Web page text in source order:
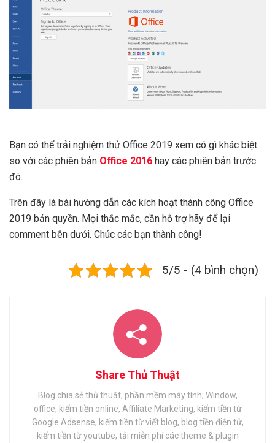
Bạn có thể trải nghiệm thử Office 2019 xem có gì khác biệt
so với các phiên bản Office 2016 hay các phiên bản trước
đó.
Trên đây là bài hướng dẫn các kích hoạt thành công Office
2019 bản quyền. Mọi thắc mắc, cần hỗ trợ hãy để lại
comment bên dưới. Chúc các bạn thành công!
5/5 - (4 bình chọn)
Share Thủ Thuật
Blog chia sẻ thủ thuật, phần mềm máy tính, Window,
office, kiếm tiền online, Affiliate Marketing, kiếm tiền từ
Google Adsense, kiếm tiền từ viết blog, blog tiền điện tử,
kiếm tiền từ youtube, tải miễn phí các theme & plugin